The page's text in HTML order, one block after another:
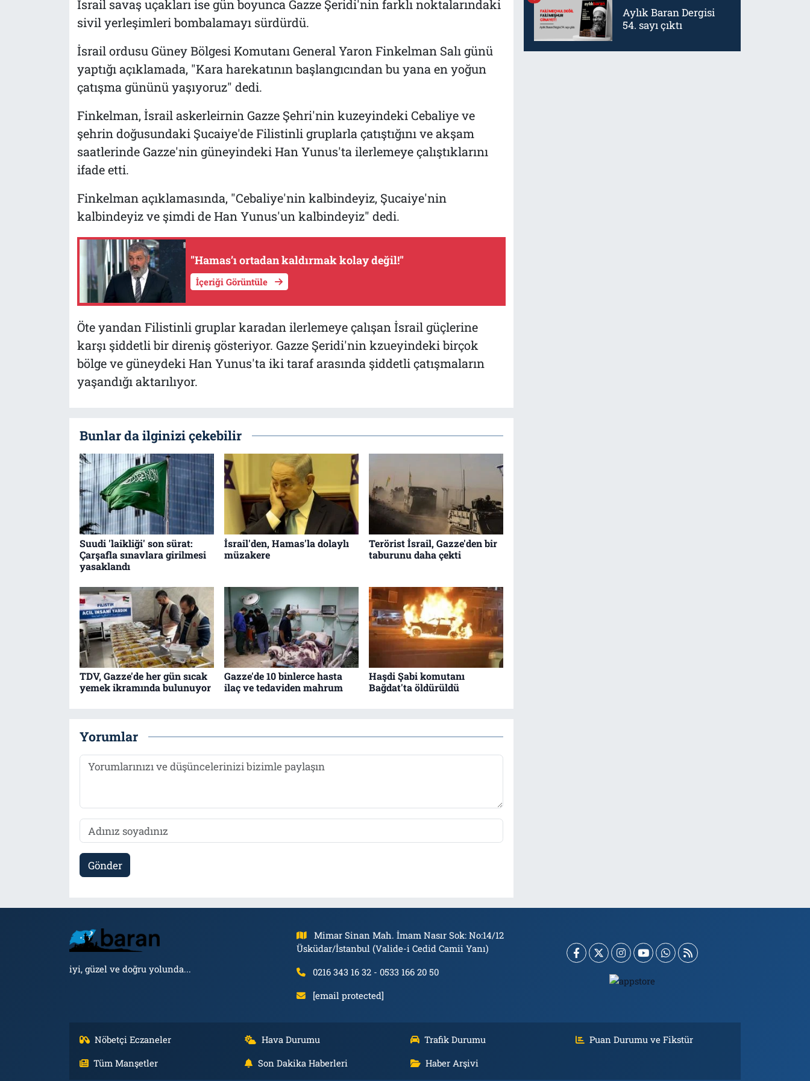
İsrail savaş uçakları ise gün boyunca Gazze Şeridi'nin farklı noktalarındaki
sivil yerleşimleri bombalamayı sürdürdü.
İsrail ordusu Güney Bölgesi Komutanı General Yaron Finkelman Salı günü
yaptığı açıklamada, "Kara harekatının başlangıcından bu yana en yoğun
çatışma gününü yaşıyoruz" dedi.
Finkelman, İsrail askerleirnin Gazze Şehri'nin kuzeyindeki Cebaliye ve
şehrin doğusundaki Şucaiye'de Filistinli gruplarla çatıştığını ve akşam
saatlerinde Gazze'nin güneyindeki Han Yunus'ta ilerlemeye çalıştıklarını
ifade etti.
Finkelman açıklamasında, "Cebaliye'nin kalbindeyiz, Şucaiye'nin
kalbindeyiz ve şimdi de Han Yunus'un kalbindeyiz" dedi.
"Hamas’ı ortadan kaldırmak kolay değil!"
İçeriği Görüntüle
Öte yandan Filistinli gruplar karadan ilerlemeye çalışan İsrail güçlerine
karşı şiddetli bir direniş gösteriyor. Gazze Şeridi'nin kzueyindeki birçok
bölge ve güneydeki Han Yunus'ta iki taraf arasında şiddetli çatışmaların
yaşandığı aktarılıyor.
Bunlar da ilginizi çekebilir
Suudi 'laikliği' son sürat:
Çarşafla sınavlara girilmesi
yasaklandı
İsrail'den, Hamas'la dolaylı
müzakere
Terörist İsrail, Gazze'den bir
taburunu daha çekti
TDV, Gazze'de her gün sıcak
yemek ikramında bulunuyor
Gazze'de 10 binlerce hasta
ilaç ve tedaviden mahrum
Haşdi Şabi komutanı
Bağdat'ta öldürüldü
Yorumlar
Gönder
Aylık Baran Dergisi
54. sayı çıktı
iyi, güzel ve doğru yolunda...
Mimar Sinan Mah. İmam Nasır Sok: No:14/12
Üsküdar/İstanbul (Valide-i Cedid Camii Yanı)
0216 343 16 32 - 0533 166 20 50
[email protected]
Nöbetçi Eczaneler Hava Durumu Trafik Durumu
Puan Durumu ve Fikstür
Tüm Manşetler
Son Dakika Haberleri Haber Arşivi